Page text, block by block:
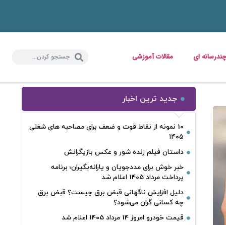
چندرسانه ای مقالات آموزشی
جدید ترین اخبار
10 نمونه از نقاط قوت و ضعف برای مصاحبه‌ های شغلی
۱۴۰۵
داستان فیلم زنده شور و عکس بازیگرانش
خبر خوش برای مددجویان و یارانه‌بگیران؛ برنامه
پرداخت مرداد 1405 اعلام شد
دلیل افزایش ناگهانی قبض برق چیست؟ قبض برق
چه کسانی گران می‌شود؟
قیمت خودرو امروز 14 مرداد 1405 اعلام شد